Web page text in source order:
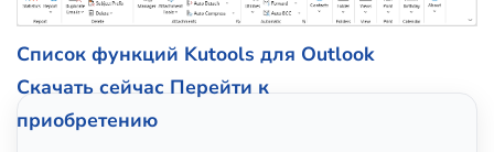
Список функций Kutools для Outlook
Скачать сейчас Перейти к
приобретению